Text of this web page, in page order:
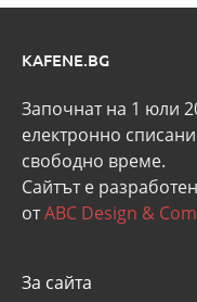
KAFENE.BG
Започнат на 1 юли
eлектронно
свободно време.
Сайтът е разработен
отABC Design &
За сайта